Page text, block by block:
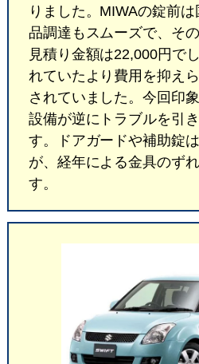
りました。MIWAの錠前
品調達もスムーズで、そ
見積り金額は22,000円で
れていたより費用を抑え
されていました。今回印
設備が逆にトラブルを引
す。ドアガードや補助錠
が、経年による金具のず
す。